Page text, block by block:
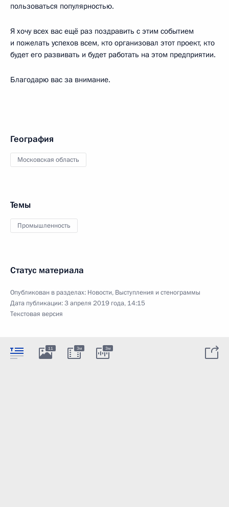
пользоваться популярностью.
Я хочу всех вас ещё раз поздравить с этим событием
и пожелать успехов всем, кто организовал этот проект, кто
будет его развивать и будет работать на этом предприятии.
Благодарю вас за внимание.
География
Московская область
Темы
Промышленность
Статус материала
Опубликован в разделах: Новости, Выступления и стенограммы
Дата публикации:3 апреля 2019 года, 14:15
Текстовая версия
11 3м 3м